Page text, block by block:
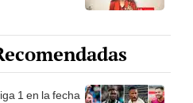
1 en la fecha